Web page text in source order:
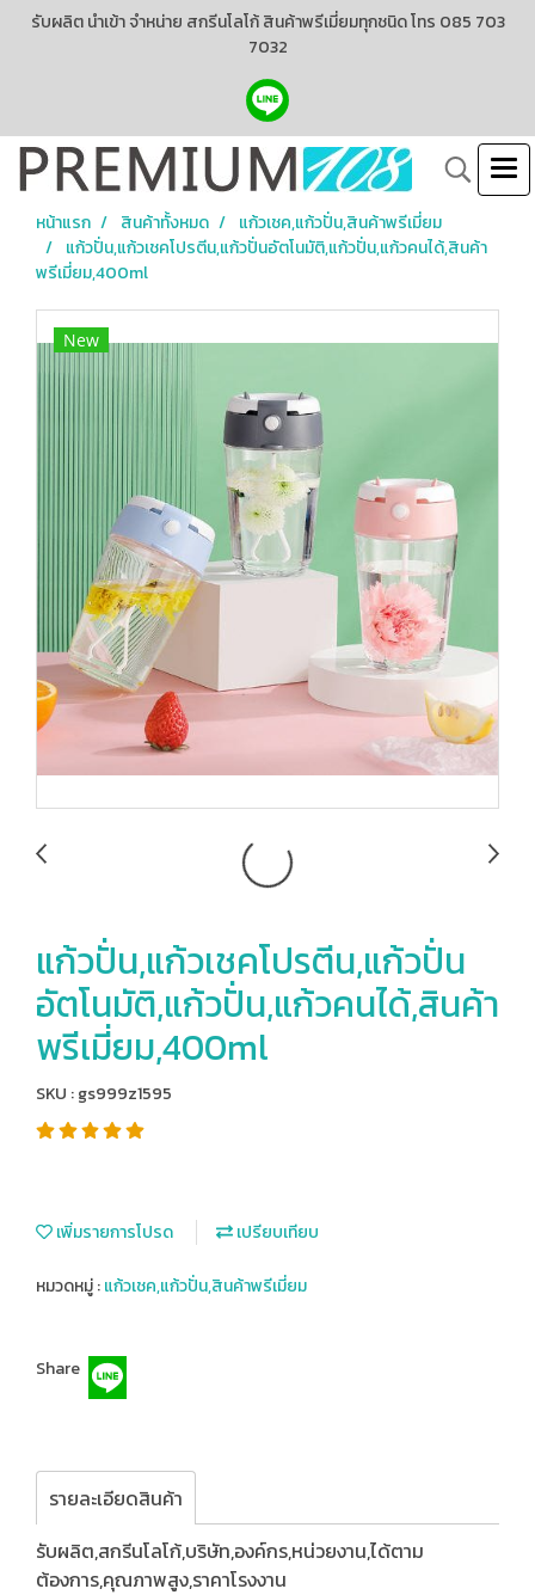
รับผลิต นำเข้า จำหน่าย สกรีนโลโก้ สินค้าพรีเมี่ยมทุกชนิด โทร 085 703
7032
หน้าแรก สินค้าทั้งหมด
แก้วเชค,แก้วปั่น,สินค้าพรีเมี่ยม
แก้วปั่น,แก้วเชคโปรตีน,แก้วปั่นอัตโนมัติ,แก้วปั่น,แก้วคนได้,สินค้า
พรีเมี่ยม,400ml
New
แก้วปั่น,แก้วเชคโปรตีน,แก้วปั่น
อัตโนมัติ,แก้วปั่น,แก้วคนได้,สินค้า
พรีเมี่ยม,400ml
SKU : gs999z1595
เพิ่มรายการโปรด เปรียบเทียบ
หมวดหมู่ :แก้วเชค,แก้วปั่น,สินค้าพรีเมี่ยม
Share
รายละเอียดสินค้า
รับผลิต,สกรีนโลโก้,บริษัท,องค์กร,หน่วยงาน,ได้ตาม
ต้องการ,คุณภาพสูง,ราคาโรงงาน